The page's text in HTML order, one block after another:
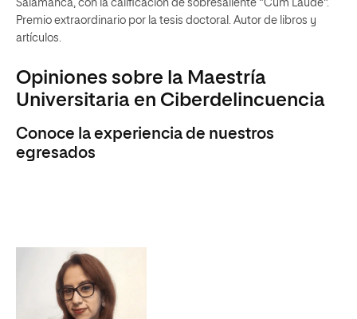
Salamanca, con la calificación de sobresaliente "Cum Laude".
Premio extraordinario por la tesis doctoral. Autor de libros y
artículos.
Opiniones sobre la Maestría
Universitaria en Ciberdelincuencia
Conoce la experiencia de nuestros
egresados